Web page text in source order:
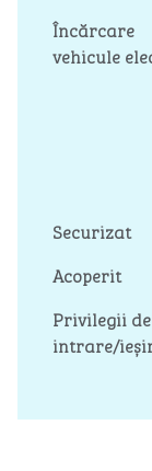
Încărcare
vehicule
Securizat
Acoperit
Privilegii de
intrare/